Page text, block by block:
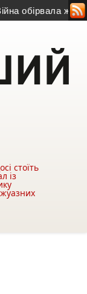
обірвала життя
стоїть
із